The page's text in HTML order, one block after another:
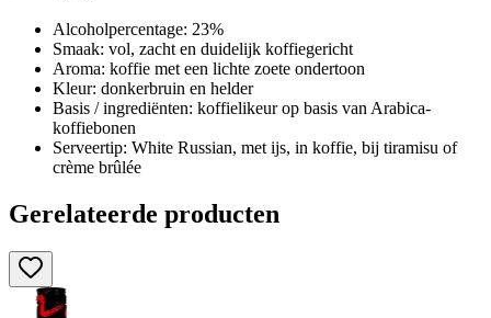
Alcoholpercentage: 23%
Smaak: vol, zacht en duidelijk koffiegericht
Aroma: koffie met een lichte zoete ondertoon
Kleur: donkerbruin en helder
Basis / ingrediënten: koffielikeur op basis van Arabica-
koffiebonen
Serveertip: White Russian, met ijs, in koffie, bij tiramisu of
crème brûlée
Gerelateerde producten